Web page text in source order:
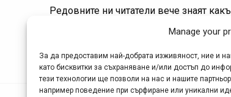
Manage your
За да предоставим най-добрата изживяност, ние и
като бисквитки за съхраняване и/или достъп до
тези технологии ще позволи на нас и нашите
например поведение при сърфиране или уникални
Редовните ни читатели вече знаят
фестивала Sea Otter в САЩ – по една
само в...